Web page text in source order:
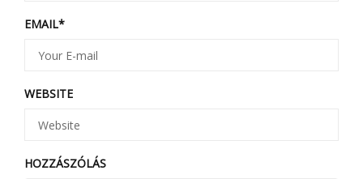
EMAIL*
WEBSITE
HOZZÁSZÓLÁS